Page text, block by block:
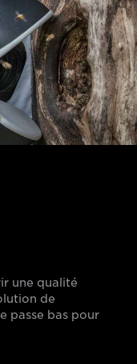
une qualité
de
passe bas pour